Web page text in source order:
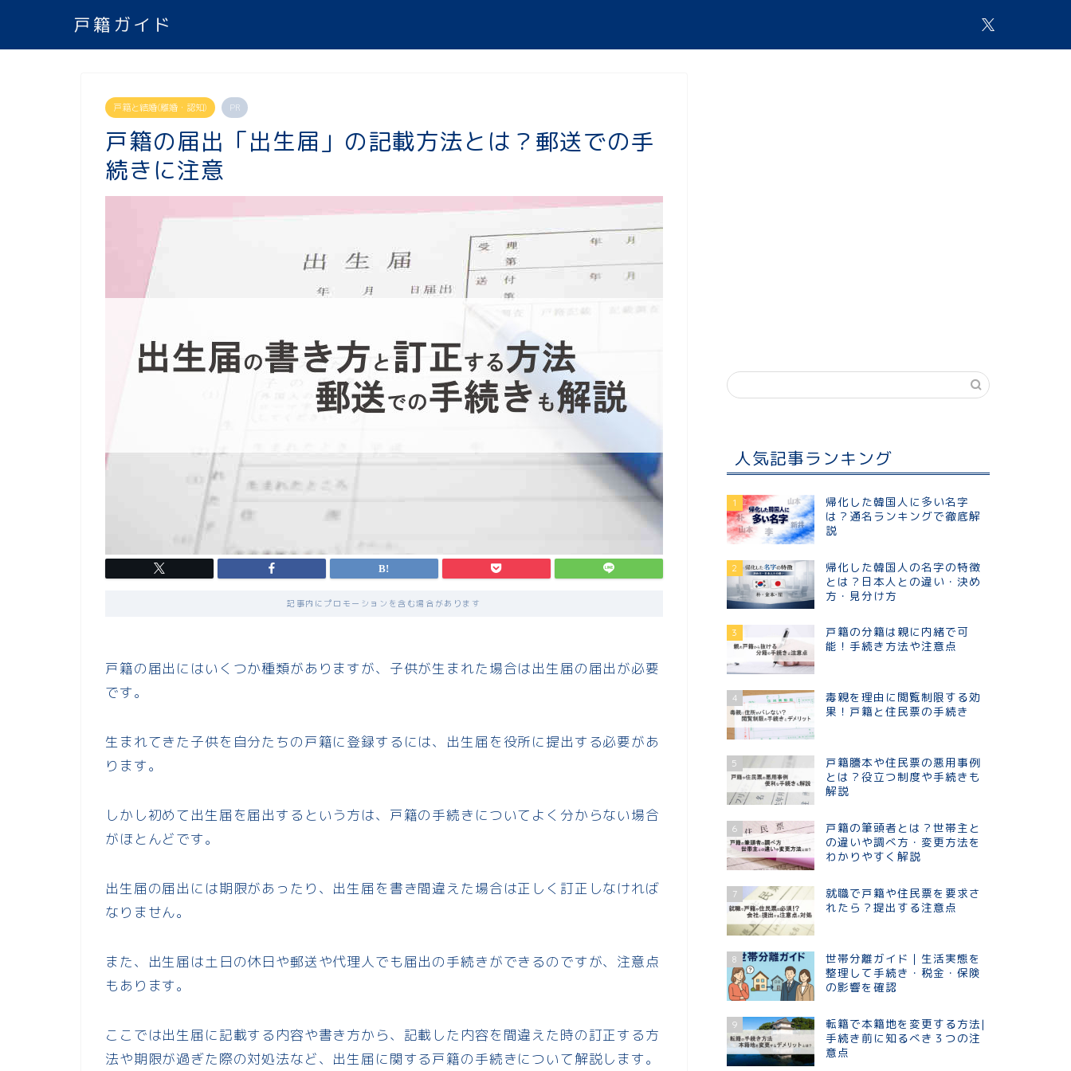
戸籍ガイド
戸籍と結婚(離婚・認知) PR
戸籍の届出「出生届」の記載方法とは？郵送での手
続きに注意
記事内にプロモーションを含む場合があります
戸籍の届出にはいくつか種類がありますが、子供が生まれた場合は出生届の届出が必要
です。
生まれてきた子供を自分たちの戸籍に登録するには、出生届を役所に提出する必要があ
ります。
しかし初めて出生届を届出するという方は、戸籍の手続きについてよく分からない場合
がほとんどです。
出生届の届出には期限があったり、出生届を書き間違えた場合は正しく訂正しなければ
なりません。
また、出生届は土日の休日や郵送や代理人でも届出の手続きができるのですが、注意点
もあります。
ここでは出生届に記載する内容や書き方から、記載した内容を間違えた時の訂正する方
法や期限が過ぎた際の対処法など、出生届に関する戸籍の手続きについて解説します。
人気記事ランキング
1
帰化した韓国人に多い名字
は？通名ランキングで徹底解
説
2
帰化した韓国人の名字の特徴
とは？日本人との違い・決め
方・見分け方
3
戸籍の分籍は親に内緒で可
能！手続き方法や注意点
4
毒親を理由に閲覧制限する効
果！戸籍と住民票の手続き
5
戸籍謄本や住民票の悪用事例
とは？役立つ制度や手続きも
解説
6
戸籍の筆頭者とは？世帯主と
の違いや調べ方・変更方法を
わかりやすく解説
7
就職で戸籍や住民票を要求さ
れたら？提出する注意点
8
世帯分離ガイド｜生活実態を
整理して手続き・税金・保険
の影響を確認
9
転籍で本籍地を変更する方法|
手続き前に知るべき３つの注
意点